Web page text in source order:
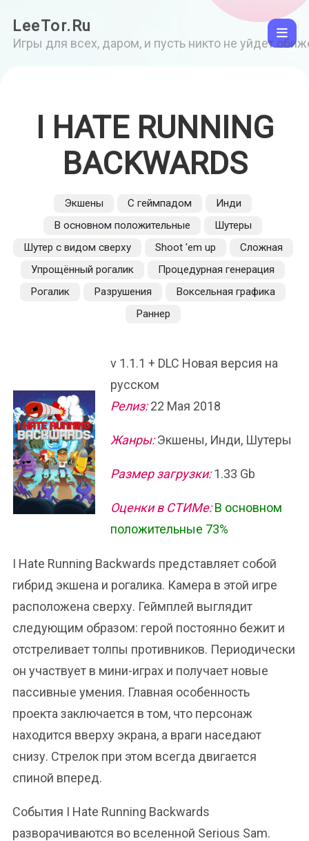
LeeTor.Ru
Игры для всех, даром, и пусть никто не уйдет
I HATE RUNNING
BACKWARDS
Экшены С геймпадом
Инди
В основном положительные
Шутеры
Шутер с видом сверху
Shoot 'em up
Сложная
Упрощённый рогалик
Процедурная генерация
Рогалик
Разрушения
Воксельная графика
Раннер
v 1.1.1 + DLC Новая версия на
русском
Релиз:22 Мая 2018
Жанры:Экшены, Инди, Шутеры
Размер загрузки:1.33 Gb
Оценки в СТИМе: В основном
положительные 73%
I Hate Running Backwards представляет собой
гибрид экшена и рогалика. Камера в этой игре
расположена сверху. Геймплей выглядит
следующим образом: герой постоянно бежит и
отстреливает толпы противников. Периодически
он участвует в мини-играх и получает новые
пассивные умения. Главная особенность
проекта заключается в том, что персонаж
находится вверху экрана, а враги наседают
снизу. Стрелок при этом всегда двигается
спиной вперед.
События I Hate Running Backwards
разворачиваются во вселенной Serious Sam.